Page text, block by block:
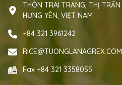
THÔN TRAI TRANG, THỊ
HƯNG YÊN, VIỆT NAM
+84 321 3961242
RICE@TUONGLANAGREX.COM
Fax +84 321 3358055